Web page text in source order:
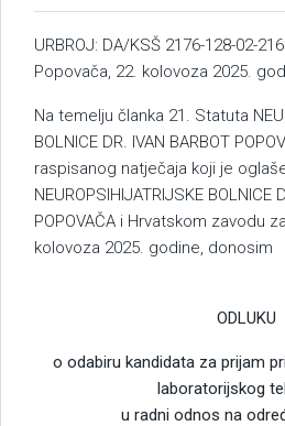
URBROJ: DA/KSŠ 2176-128-02-
Popovača, 22. kolovoza 2025.
Na temelju članka 21. Statuta
BOLNICE DR. IVAN BARBOT
raspisanog natječaja koji je
NEUROPSIHIJATRIJSKE BOLNICE
POPOVAČA i Hrvatskom zavodu
kolovoza 2025. godine, donosim
ODLUKU
o odabiru kandidata za prijam
laboratorijskog
u radni odnos na